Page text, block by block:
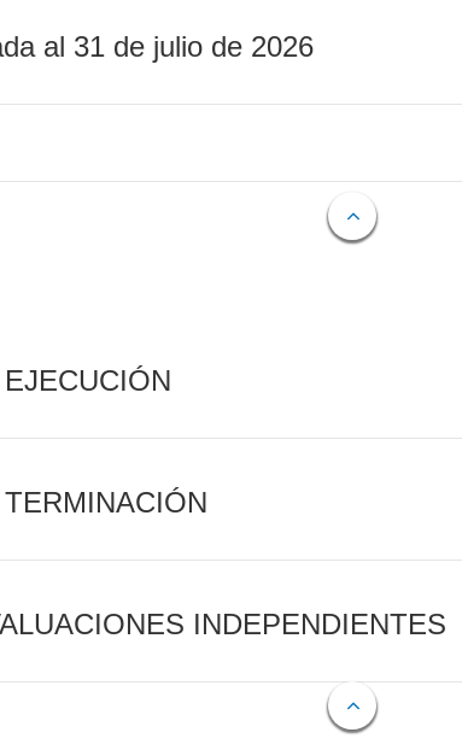
al 31 de julio de 2026
INDEPENDIENTES